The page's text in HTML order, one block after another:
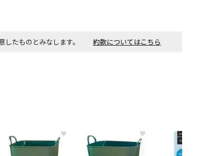
意したものとみなします。 約款についてはこちら
♥ ♥